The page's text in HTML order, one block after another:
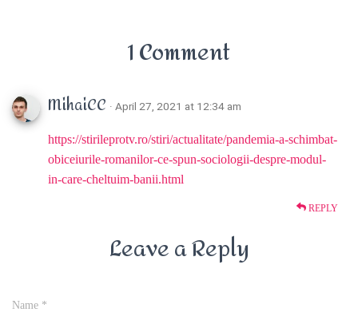
1 Comment
MihaiCC · April 27, 2021 at 12:34 am
https://stirileprotv.ro/stiri/actualitate/pandemia-a-schimbat-
obiceiurile-romanilor-ce-spun-sociologii-despre-modul-
in-care-cheltuim-banii.html
REPLY
Leave a Reply
Name *